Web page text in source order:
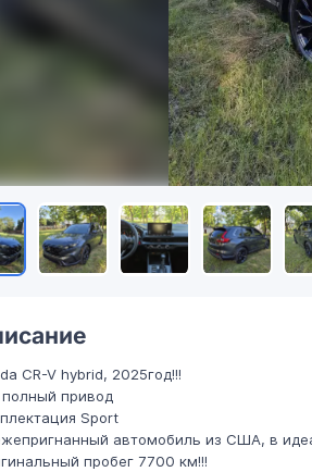
CR-V hybrid, 2025год!!!
привод
Sport
автомобиль из США, в
пробег 7700 км!!!